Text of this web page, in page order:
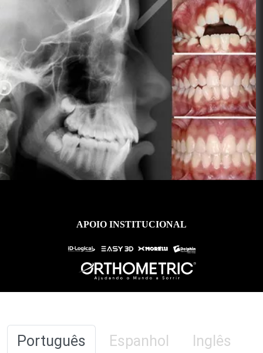
APOIO INSTITUCIONAL
Ver Acervo
Português Espanhol Inglês